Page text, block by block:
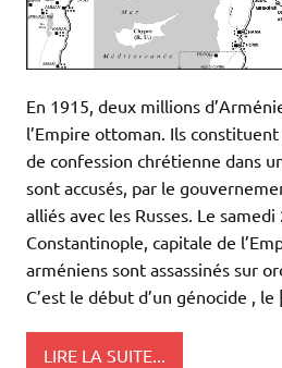
En 1915, deux millions
l’Empire ottoman. Ils
de confession chrétienne dans
sont accusés, par le
alliés avec les Russes. Le
Constantinople, capitale de
arméniens sont assassinés sur
C’est le début d’un génocide ,
LIRE LA SUITE...